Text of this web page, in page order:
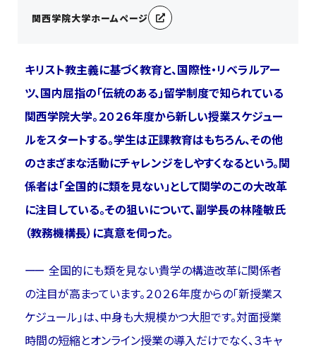
関西学院大学ホームページ
キリスト教主義に基づく教育と、国際性・リベラルアー
ツ、国内屈指の「伝統のある」留学制度で知られている
関西学院大学。２０２６年度から新しい授業スケジュー
ルをスタートする。学生は正課教育はもちろん、その他
のさまざまな活動にチャレンジをしやすくなるという。関
係者は「全国的に類を見ない」として関学のこの大改革
に注目している。その狙いについて、副学長の林隆敏氏
（教務機構長）に真意を伺った。
全国的にも類を見ない貴学の構造改革に関係者
の注目が高まっています。２０２６年度からの「新授業ス
ケジュール」は、中身も大規模かつ大胆です。対面授業
時間の短縮とオンライン授業の導入だけでなく、３キャ